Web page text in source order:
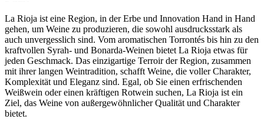
La Rioja ist eine Region, in der Erbe und Innovation Hand in Hand
gehen, um Weine zu produzieren, die sowohl ausdrucksstark als
auch unvergesslich sind. Vom aromatischen Torrontés bis hin zu den
kraftvollen Syrah- und Bonarda-Weinen bietet La Rioja etwas für
jeden Geschmack. Das einzigartige Terroir der Region, zusammen
mit ihrer langen Weintradition, schafft Weine, die voller Charakter,
Komplexität und Eleganz sind. Egal, ob Sie einen erfrischenden
Weißwein oder einen kräftigen Rotwein suchen, La Rioja ist ein
Ziel, das Weine von außergewöhnlicher Qualität und Charakter
bietet.